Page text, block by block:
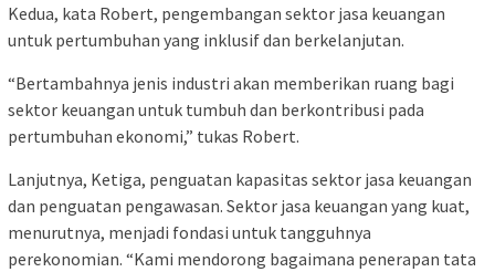
Kedua, kata Robert, pengembangan sektor jasa keuangan
untuk pertumbuhan yang inklusif dan berkelanjutan.
“Bertambahnya jenis industri akan memberikan ruang bagi
sektor keuangan untuk tumbuh dan berkontribusi pada
pertumbuhan ekonomi,” tukas Robert.
Lanjutnya, Ketiga, penguatan kapasitas sektor jasa keuangan
dan penguatan pengawasan. Sektor jasa keuangan yang kuat,
menurutnya, menjadi fondasi untuk tangguhnya
perekonomian. “Kami mendorong bagaimana penerapan tata